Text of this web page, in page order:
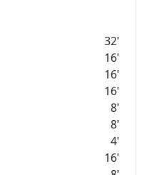
32'
16'
16'
16'
8'
8'
4'
16'